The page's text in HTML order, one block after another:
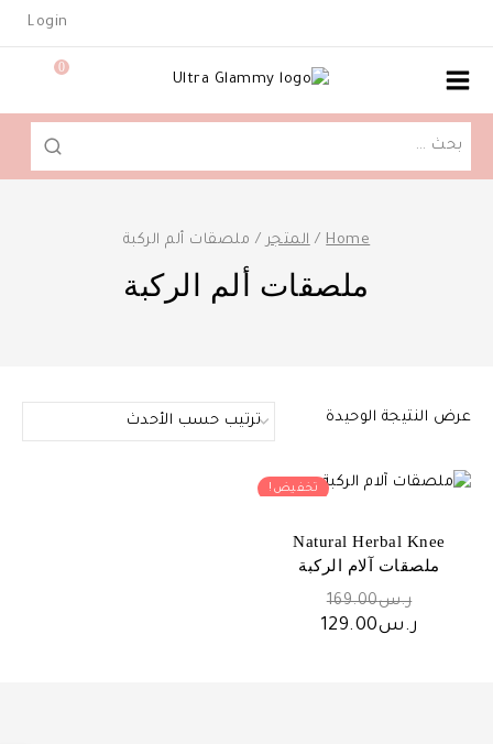
Login
0
البحث
Home
/ المتجر / ملصقات ألم الركبة
ملصقات ألم الركبة
عرض النتيجة الوحيدة
تخفيض!
Natural Herbal Knee
ملصقات آلام الركبة
ر.س169.00السعر
الأصلي
ر.س129.00